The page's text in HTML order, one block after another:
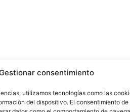
consentimiento
utilizamos tecnologías como las
del dispositivo. El consentimiento de